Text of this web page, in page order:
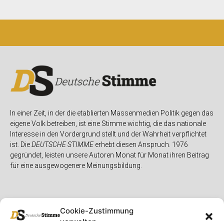
Cookie-Zustimmung
In einer Zeit, in der die etablierten Massenmedien Politik gegen das
eigene Volk betreiben, ist eine Stimme wichtig, die das nationale
Interesse in den Vordergrund stellt und der Wahrheit verpflichtet
ist. DieDEUTSCHE STIMMEerhebt diesen Anspruch. 1976
gegründet, leisten unsere Autoren Monat für Monat ihren Beitrag
für eine ausgewogenere Meinungsbildung.